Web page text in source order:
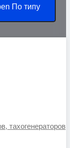
По типу
тахогенераторов